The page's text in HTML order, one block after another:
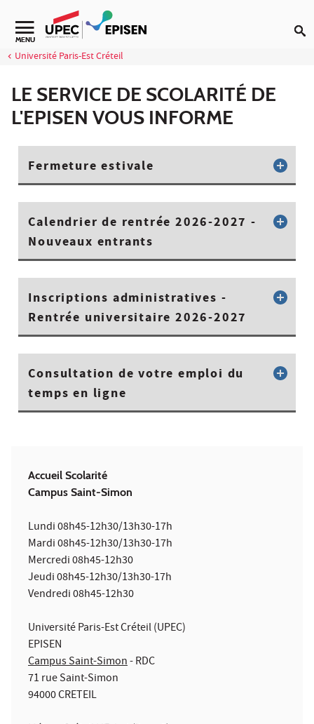
Aller au contenu
MENU
Université Paris-Est Créteil
LE SERVICE DE SCOLARITÉ DE
L'EPISEN VOUS INFORME
Fermeture estivale
Calendrier de rentrée 2026-2027 -
Nouveaux entrants
Inscriptions administratives -
Rentrée universitaire 2026-2027
Consultation de votre emploi du
temps en ligne
Accueil Scolarité
Campus Saint-Simon
Lundi 08h45-12h30/13h30-17h
Mardi 08h45-12h30/13h30-17h
Mercredi 08h45-12h30
Jeudi 08h45-12h30/13h30-17h
Vendredi 08h45-12h30
Université Paris-Est Créteil (UPEC)
EPISEN
Campus Saint-Simon- RDC
71 rue Saint-Simon
94000 CRETEIL